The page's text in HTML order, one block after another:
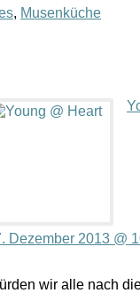
, Musenküche
Dezember 2013 @
wir alle nach